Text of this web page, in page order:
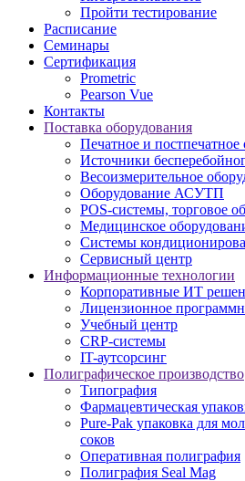
Пройти тестирование
Расписание
Семинары
Сертификация
Prometric
Pearson Vue
Контакты
Поставка оборудования
Печатное и постпечатное
Источники
Весоизмерительное
Оборудование АСУТП
POS-системы, торговое
Медицинское
Системы
Сервисный центр
Информационные технологии
Корпоративные ИТ
Лицензионное
Учебный центр
CRP-системы
IT-аутсорсинг
Полиграфическое производство
Типография
Фармацевтическая
Pure-Pak упаковка для
соков
Оперативная полиграфия
Полиграфия Seal Mag